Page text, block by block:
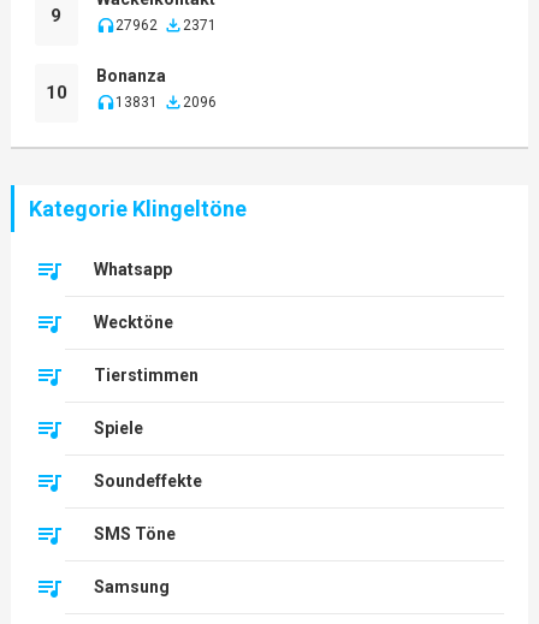
9 27962 2371
10
Bonanza
13831 2096
Kategorie Klingeltöne
Whatsapp
Wecktöne
Tierstimmen
Spiele
Soundeffekte
SMS Töne
Samsung